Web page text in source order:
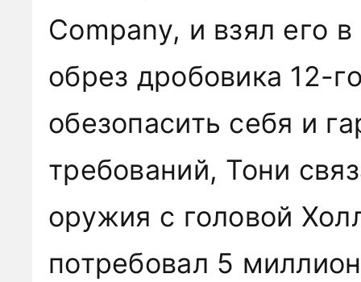
Company, и взял его
обрез дробовика 12-
обезопасить себя и
требований, Тони
оружия с головой
потребовал 5